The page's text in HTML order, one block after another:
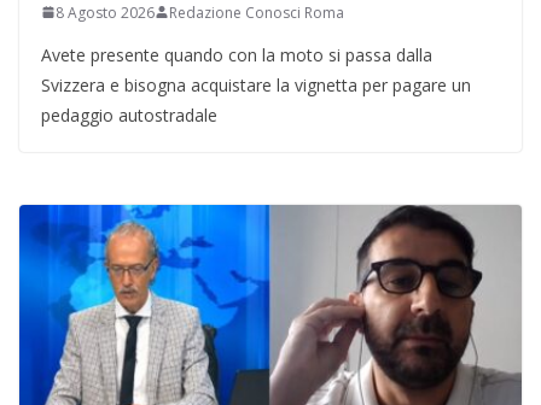
8 Agosto 2026 Redazione Conosci Roma
Avete presente quando con la moto si passa dalla
Svizzera e bisogna acquistare la vignetta per pagare un
pedaggio autostradale